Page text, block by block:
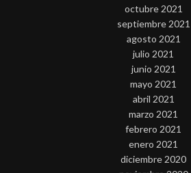
octubre 2021
septiembre 2021
agosto 2021
julio 2021
junio 2021
mayo 2021
abril 2021
marzo 2021
febrero 2021
enero 2021
diciembre 2020